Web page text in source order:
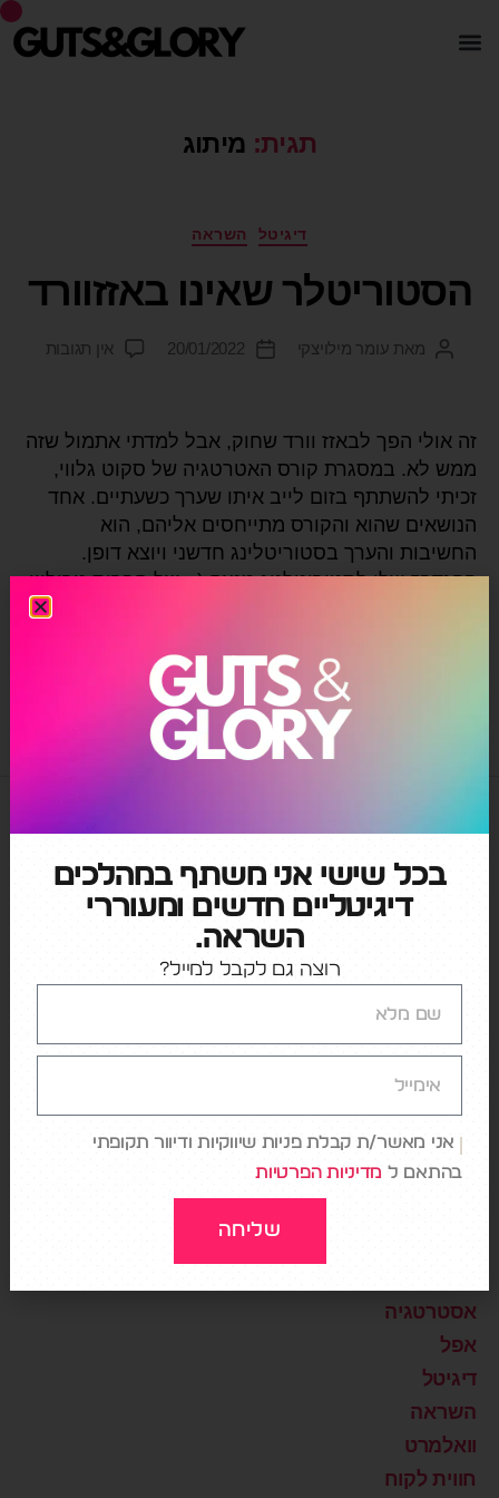
תגית: מיתוג
דיגיטל השראה
הסטוריטלר שאינו באזזוורד
מאת עומר מילויצקי 20/01/2022 אין תגובות
זה אולי הפך לבאזז וורד שחוק, אבל למדתי אתמול שזה
ממש לא. במסגרת קורס האטרטגיה של סקוט גלווי,
זכיתי להשתתף בזום לייב איתו שערך כשעתיים. אחד
הנושאים שהוא והקורס מתייחסים אליהם, הוא
החשיבות והערך בסטוריטלינג חדשני ויוצא דופן.
ההגדרה שלו לסטוריטלניג מנצח (= של חברות טריליון
טיקטוק, מיתוג,ניהול תוכן,רשתות חברתיות
קטגוריות
AI
DATA
Design
Digital Healthcare
NETFLIX
אסטרטגיה
אפל
דיגיטל
השראה
וואלמרט
חווית לקוח
בכל שישי אני משתף במהלכים
דיגיטליים חדשים ומעוררי
השראה.
רוצה גם לקבל למייל?
אני מאשר/ת קבלת פניות שיווקיות ודיוור תקופתי
בהתאם ל מדיניות הפרטיות
שליחה